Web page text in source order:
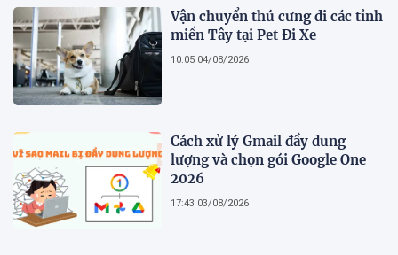
Vận chuyển thú cưng đi các tỉnh
miền Tây tại Pet Đi Xe
10:05 04/08/2026
Cách xử lý Gmail đầy dung
lượng và chọn gói Google One
2026
17:43 03/08/2026